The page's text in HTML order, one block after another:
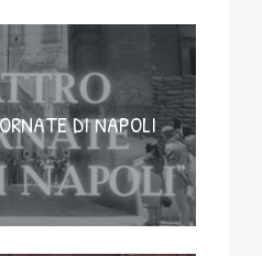
DI NAPOLI